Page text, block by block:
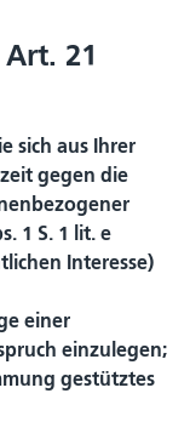
21
sich aus Ihrer
gegen die
1 S. 1 lit. e
Interesse)
einer
einzulegen;
gestütztes